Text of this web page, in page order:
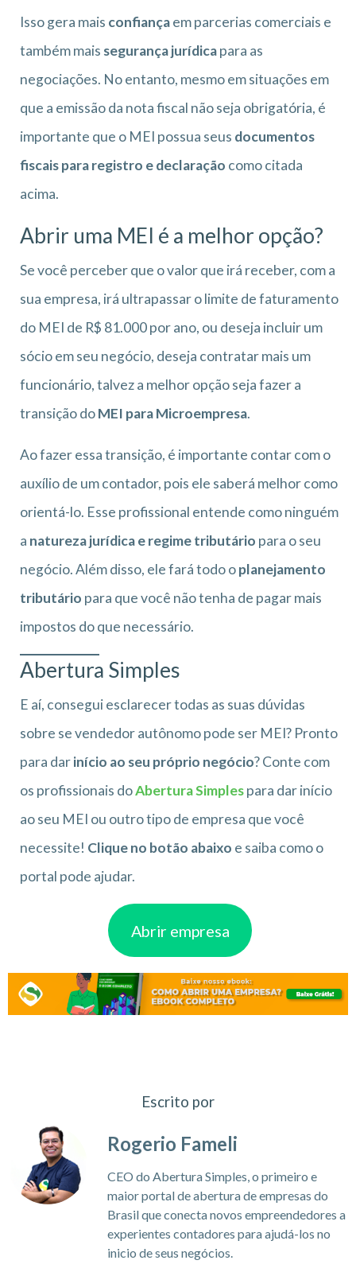
Isso gera mais confiançaem parcerias comerciais e
também mais segurança jurídicapara as
negociações. No entanto, mesmo em situações em
que a emissão da nota fiscal não seja obrigatória, é
importante que o MEI possua seus documentos
fiscais para registro e declaração como citada
acima.
Abrir uma MEI é a melhor opção?
Se você perceber que o valor que irá receber, com a
sua empresa, irá ultrapassar o limite de faturamento
do MEI de R$ 81.000 por ano, ou deseja incluir um
sócio em seu negócio, deseja contratar mais um
funcionário, talvez a melhor opção seja fazer a
transição doMEI para Microempresa.
Ao fazer essa transição, é importante contar com o
auxílio de um contador, pois ele saberá melhor como
orientá-lo. Esse profissional entende como ninguém
a natureza jurídica e regime tributário para o seu
negócio. Além disso, ele fará todo oplanejamento
tributário para que você não tenha de pagar mais
impostos do que necessário.
Abertura Simples
E aí, consegui esclarecer todas as suas dúvidas
sobre se vendedor autônomo pode ser MEI? Pronto
para darinício ao seu próprio negócio? Conte com
os profissionais doAbertura Simplespara dar início
ao seu MEI ou outro tipo de empresa que você
necessite! Clique no botão abaixo e saiba como o
portal pode ajudar.
Abrir empresa
Escrito por
Rogerio Fameli
CEO do Abertura Simples, o primeiro e
maior portal de abertura de empresas do
Brasil que conecta novos empreendedores a
experientes contadores para ajudá-los no
inicio de seus negócios.